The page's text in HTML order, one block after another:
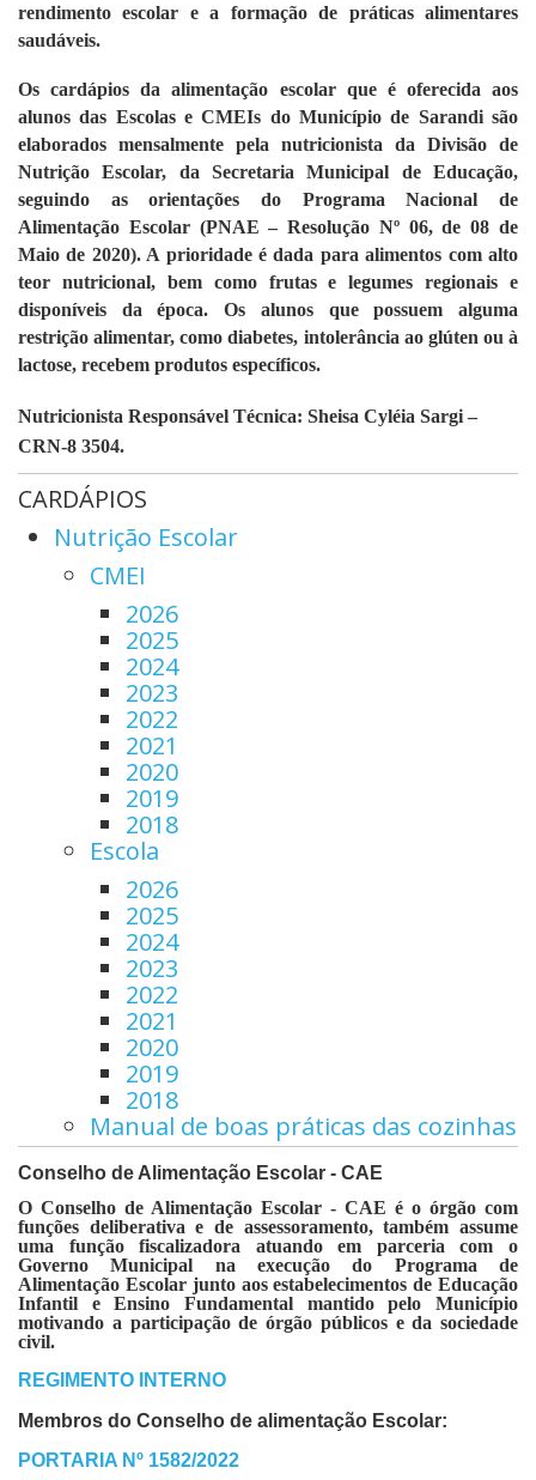
rendimento escolar e a formação de práticas alimentares
saudáveis.
Os cardápios da alimentação escolar que é oferecida aos
alunos das Escolas e CMEIs do Município de Sarandi são
elaborados mensalmente pela nutricionista da Divisão de
Nutrição Escolar, da Secretaria Municipal de Educação,
seguindo as orientações do Programa Nacional de
Alimentação Escolar (PNAE – Resolução Nº 06, de 08 de
Maio de 2020). A prioridade é dada para alimentos com alto
teor nutricional, bem como frutas e legumes regionais e
disponíveis da época. Os alunos que possuem alguma
restrição alimentar, como diabetes, intolerância ao glúten ou à
lactose, recebem produtos específicos.
Nutricionista Responsável Técnica: Sheisa Cyléia Sargi –
CRN-8 3504.
CARDÁPIOS
Nutrição Escolar
CMEI
2026
2025
2024
2023
2022
2021
2020
2019
2018
Escola
2026
2025
2024
2023
2022
2021
2020
2019
2018
Manual de boas práticas das cozinhas
Conselho de Alimentação Escolar - CAE
O Conselho de Alimentação Escolar - CAE é o órgão com
funções deliberativa e de assessoramento, também assume
uma função fiscalizadora atuando em parceria com o
Governo Municipal na execução do Programa de
Alimentação Escolar junto aos estabelecimentos de Educação
Infantil e Ensino Fundamental mantido pelo Município
motivando a participação de órgão públicos e da sociedade
civil.
REGIMENTO INTERNO
Membros do Conselho de alimentação Escolar:
PORTARIA Nº 1582/2022